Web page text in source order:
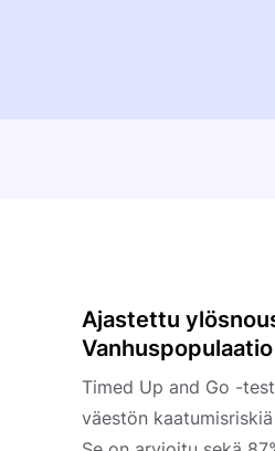
Ajastettu
Vanhuspopulaatio
Timed Up and Go -
väestön